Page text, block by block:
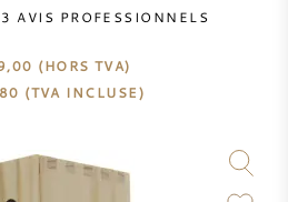
3 AVIS PROFESSIONNELS
(HORS TVA)
(TVA INCLUSE)